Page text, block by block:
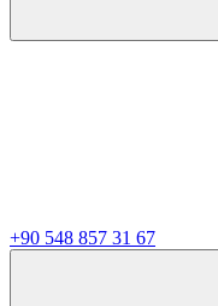
+90 548 857 31 67